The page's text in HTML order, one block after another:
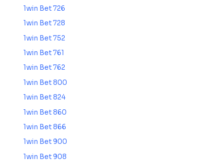
1win Bet 726
1win Bet 728
1win Bet 752
1win Bet 761
1win Bet 762
1win Bet 800
1win Bet 824
1win Bet 860
1win Bet 866
1win Bet 900
1win Bet 908